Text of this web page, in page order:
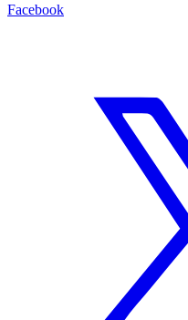
Facebook